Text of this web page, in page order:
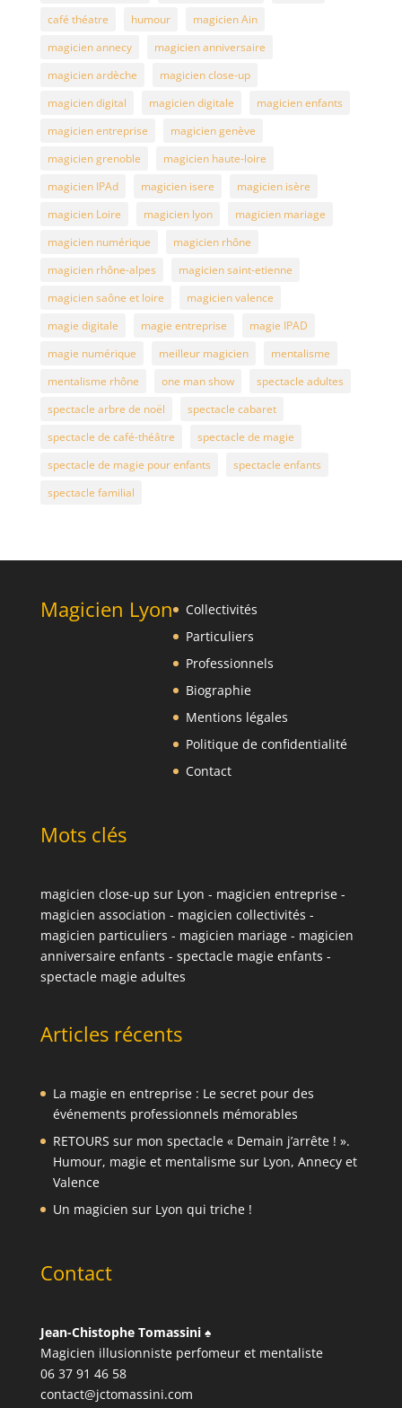
café théatre
humour
magicien Ain
magicien annecy
magicien anniversaire
magicien ardèche
magicien close-up
magicien digital
magicien digitale
magicien enfants
magicien entreprise
magicien genève
magicien grenoble
magicien haute-loire
magicien IPAd
magicien isere
magicien isère
magicien Loire
magicien lyon
magicien mariage
magicien numérique
magicien rhône
magicien rhône-alpes
magicien saint-etienne
magicien saône et loire
magicien valence
magie digitale
magie entreprise
magie IPAD
magie numérique
meilleur magicien
mentalisme
mentalisme rhône
one man show
spectacle adultes
spectacle arbre de noël
spectacle cabaret
spectacle de café-théâtre
spectacle de magie
spectacle de magie pour enfants
spectacle enfants
spectacle familial
Magicien Lyon
Collectivités
Particuliers
Professionnels
Biographie
Mentions légales
Politique de confidentialité
Contact
Mots clés
magicien close-up sur Lyon - magicien entreprise-
magicien association - magicien collectivités -
magicien particuliers - magicien mariage- magicien
anniversaire enfants - spectacle magie enfants -
spectacle magie adultes
Articles récents
La magie en entreprise : Le secret pour des
événements professionnels mémorables
RETOURS sur mon spectacle « Demain j’arrête ! ».
Humour, magie et mentalisme sur Lyon, Annecy et
Valence
Un magicien sur Lyon qui triche !
Contact
Jean-Chistophe Tomassini ♠️
Magicien illusionniste perfomeur et mentaliste
06 37 91 46 58
contact@jctomassini.com